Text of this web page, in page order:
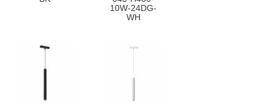
10W-24DG-
WH